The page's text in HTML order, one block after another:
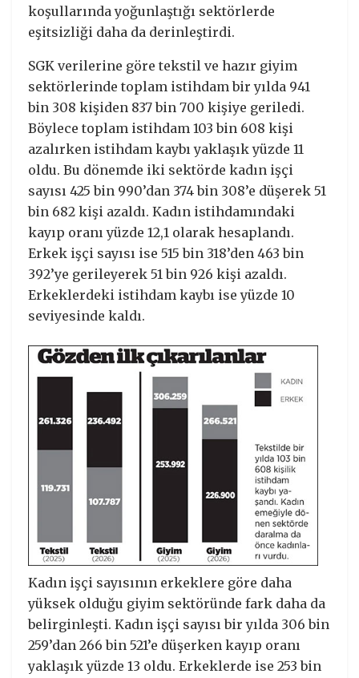
koşullarında yoğunlaştığı sektörlerde
eşitsizliği daha da derinleştirdi.
SGK verilerine göre tekstil ve hazır giyim
sektörlerinde toplam istihdam bir yılda 941
bin 308 kişiden 837 bin 700 kişiye geriledi.
Böylece toplam istihdam 103 bin 608 kişi
azalırken istihdam kaybı yaklaşık yüzde 11
oldu. Bu dönemde iki sektörde kadın işçi
sayısı 425 bin 990’dan 374 bin 308’e düşerek 51
bin 682 kişi azaldı. Kadın istihdamındaki
kayıp oranı yüzde 12,1 olarak hesaplandı.
Erkek işçi sayısı ise 515 bin 318’den 463 bin
392’ye gerileyerek 51 bin 926 kişi azaldı.
Erkeklerdeki istihdam kaybı ise yüzde 10
seviyesinde kaldı.
Kadın işçi sayısının erkeklere göre daha
yüksek olduğu giyim sektöründe fark daha da
belirginleşti. Kadın işçi sayısı bir yılda 306 bin
259’dan 266 bin 521’e düşerken kayıp oranı
yaklaşık yüzde 13 oldu. Erkeklerde ise 253 bin